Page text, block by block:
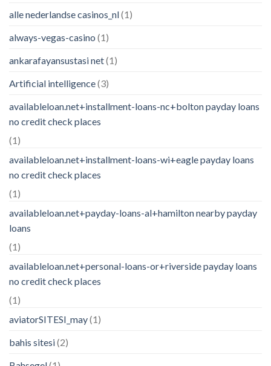
alle nederlandse casinos_nl(1)
always-vegas-casino (1)
ankarafayansustasi net(1)
Artificial intelligence(3)
availableloan.net+installment-loans-nc+bolton payday loans
no credit check places
(1)
availableloan.net+installment-loans-wi+eagle payday loans
no credit check places
(1)
availableloan.net+payday-loans-al+hamilton nearby payday
loans
(1)
availableloan.net+personal-loans-or+riverside payday loans
no credit check places
(1)
aviatorSITESI_may(1)
bahis sitesi(2)